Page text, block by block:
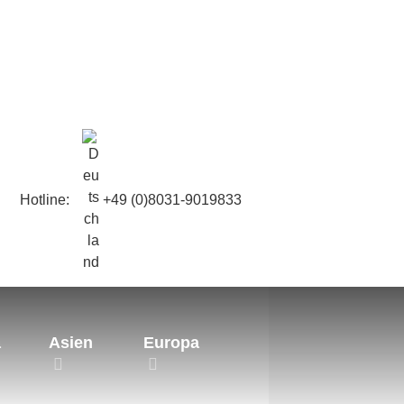
Hotline: +49 (0)8031-9019833
Asien Europa